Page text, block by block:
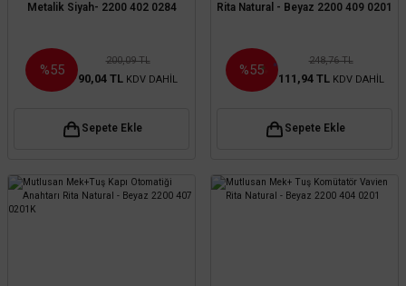
Metalik Siyah- 2200 402 0284
%55
200,09 TL
90,04 TL KDV DAHİL
Sepete Ekle
Rita Natural - Beyaz 2200 409 0201
%55
248,76 TL
111,94 TL KDV DAHİL
Sepete Ekle